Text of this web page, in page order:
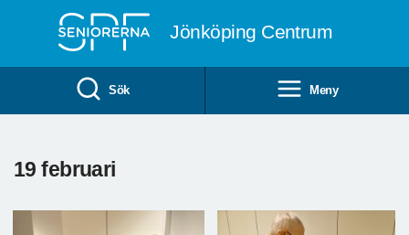
Jönköping Centrum
Sök Meny
19 februari